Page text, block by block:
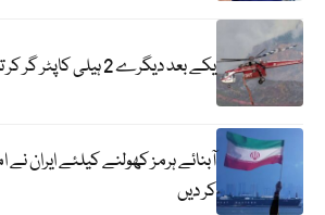
یکے بعد دیگرے 2 ہیلی کاپٹر گر کر تباہ؛ متعدد ہلاکتیں
کر دیں